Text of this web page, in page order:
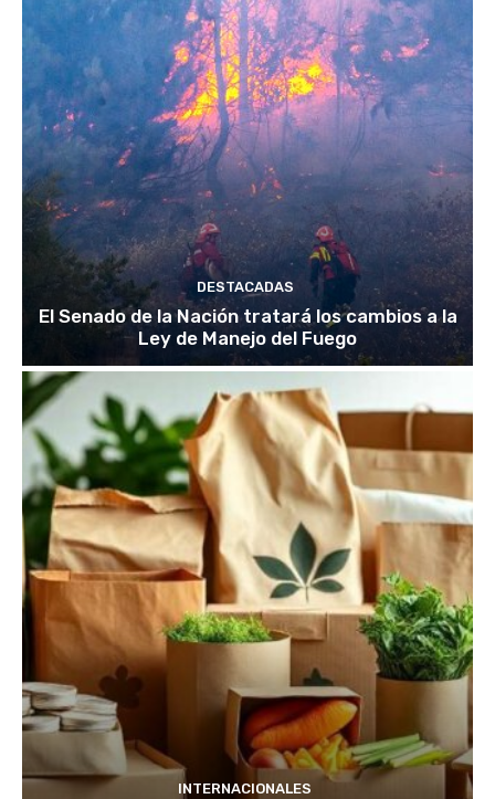
DESTACADAS
El Senado de la Nación tratará los cambios a la
Ley de Manejo del Fuego
INTERNACIONALES